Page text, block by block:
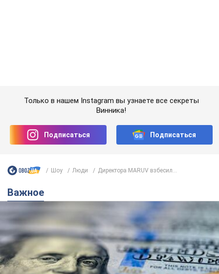
украинцам рассказали, чего ожидать в
ближайшие дни
Каким будет курс валюты в обменниках
12 годин тому 150,2 т.
Украинцам обещают по 850 грн от